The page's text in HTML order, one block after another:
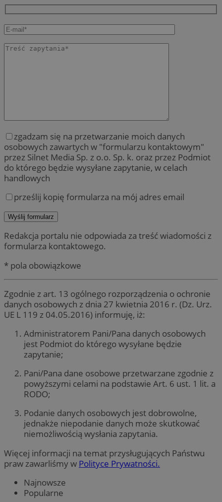
zgadzam się na przetwarzanie moich danych
osobowych zawartych w "formularzu kontaktowym"
przez Silnet Media Sp. z o.o. Sp. k. oraz przez Podmiot
do którego będzie wysyłane zapytanie, w celach
handlowych
prześlij kopię formularza na mój adres email
Redakcja portalu nie odpowiada za treść wiadomości z
formularza kontaktowego.
* pola obowiązkowe
Zgodnie z art. 13 ogólnego rozporządzenia o ochronie
danych osobowych z dnia 27 kwietnia 2016 r. (Dz. Urz.
UE L 119 z 04.05.2016) informuję, iż:
Administratorem Pani/Pana danych osobowych
jest Podmiot do którego wysyłane będzie
zapytanie;
Pani/Pana dane osobowe przetwarzane zgodnie z
powyższymi celami na podstawie Art. 6 ust. 1 lit. a
RODO;
Podanie danych osobowych jest dobrowolne,
jednakże niepodanie danych może skutkować
niemożliwością wysłania zapytania.
Więcej informacji na temat przysługujących Państwu
praw zawarliśmy w Polityce Prywatności.
Najnowsze
Popularne